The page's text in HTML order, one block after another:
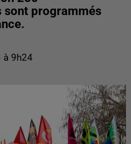
sont programmés
à 9h24